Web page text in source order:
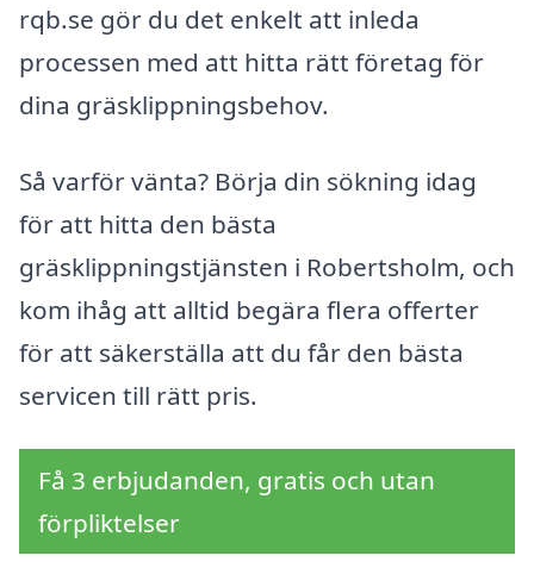
rqb.se gör du det enkelt att inleda
processen med att hitta rätt företag för
dina gräsklippningsbehov.
Så varför vänta? Börja din sökning idag
för att hitta den bästa
gräsklippningstjänsten i Robertsholm, och
kom ihåg att alltid begära flera offerter
för att säkerställa att du får den bästa
servicen till rätt pris.
Få 3 erbjudanden, gratis och utan
förpliktelser